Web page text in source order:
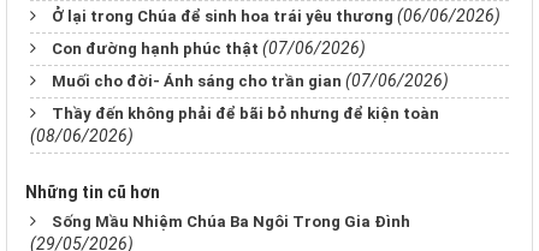
Ở lại trong Chúa để sinh hoa trái yêu thương (06/06/2026)
Con đường hạnh phúc thật (07/06/2026)
Muối cho đời- Ánh sáng cho trần gian (07/06/2026)
Thầy đến không phải để bãi bỏ nhưng để kiện toàn
(08/06/2026)
Những tin cũ hơn
Sống Mầu Nhiệm Chúa Ba Ngôi Trong Gia Đình
(29/05/2026)